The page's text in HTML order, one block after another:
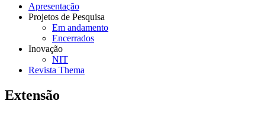
Apresentação
Projetos de Pesquisa
Em andamento
Encerrados
Inovação
NIT
Revista Thema
Extensão